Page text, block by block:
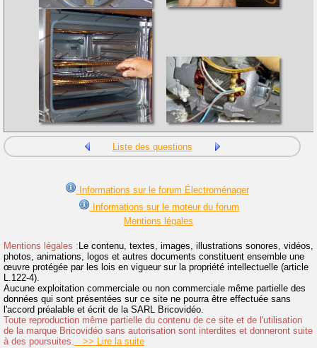
Liste des questions
Informations sur le forum Électroménager
Informations sur le moteur du forum
Mentions légales
Mentions légales :Le contenu, textes, images, illustrations sonores, vidéos,
photos, animations, logos et autres documents constituent ensemble une
œuvre protégée par les lois en vigueur sur la propriété intellectuelle (article
L.122-4).
Aucune exploitation commerciale ou non commerciale même partielle des
données qui sont présentées sur ce site ne pourra être effectuée sans
l'accord préalable et écrit de la SARL Bricovidéo.
Toute reproduction même partielle du contenu de ce site et de l'utilisation
de la marque Bricovidéo sans autorisation sont interdites et donneront suite
à des poursuites.
>> Lire la suite